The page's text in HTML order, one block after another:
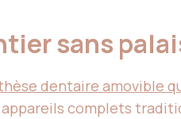
sans
dentaire amovible
complets